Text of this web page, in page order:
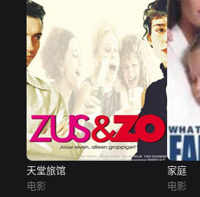
天堂旅馆
电影
家庭
电影